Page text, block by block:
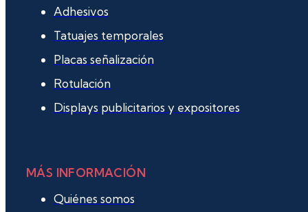
Adhesivos
Tatuajes temporales
Placas señalización
Rotulación
Displays publicitarios y expositores
MÁS INFORMACIÓN
Quiénes somos